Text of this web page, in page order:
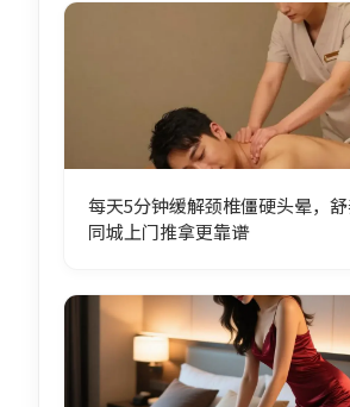
每天5分钟缓解颈椎僵硬头晕，
同城上门推拿更靠谱